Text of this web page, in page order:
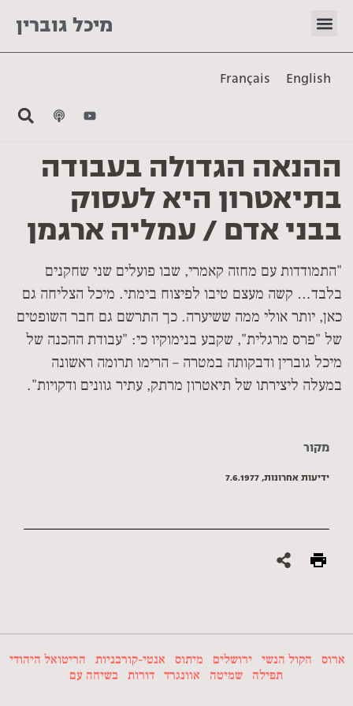
מיכל גוברין
English
Français
מקור
ידיעות אחרונות, 7.6.1977
ההנאה הגדולה בעבודה
בתיאטרון היא לעסוק
בבני אדם / עמליה ארגמן
"התמודדות עם מחזה קאמרי, שבו פועלים שני שחקנים
בלבד… קשה מעצם טיבו לפיצוח בימתי. מיכל הצליחה גם
כאן, יותר אולי ממה ששיערה. כך התרשם גם חבר השופטים
של "פרס מרגלית", שקבע בנימוקיו כי: "עבודת ההכנה של
מיכל גוברין ודבקותה במטרה – הרימו תרומה ראשונה
במעלה ליצירתו של תיאטרון מרתק, עתיר גוונים ודקויות".
ארוס הקול הנשי ירושלים מיתוס אנטי-קורבניות
הריטואל היהודי
תפילה
שמיטה אוונגרד דורות בשיחה עם